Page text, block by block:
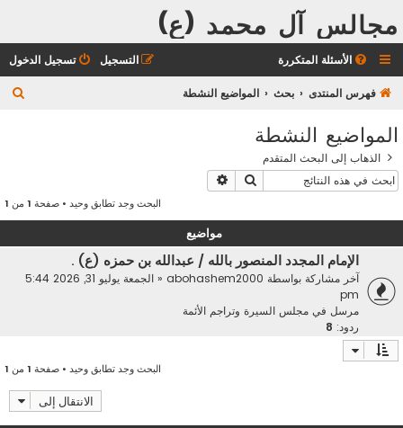
مجالس آل محمد (ع)
الأسئلة المتكررة تسجيل الدخول التسجيل
فهرس المنتدى بحث المواضيع النشطة
المواضيع النشطة
الذهاب إلى البحث المتقدم
بحث
البحث وجد تطابق وحيد • صفحة 1 من 1
مواضيع
الإمام المجدد المنصور بالله / عبدالله بن حمزه (ع) .
آخر مشاركة بواسطة abohashem2000
«
الجمعة يوليو 31, 2026 5:44
pm
مرسل في مجلس السيرة وتراجم الأئمة
ردود: 8
البحث وجد تطابق وحيد • صفحة 1 من 1
الانتقال إلى